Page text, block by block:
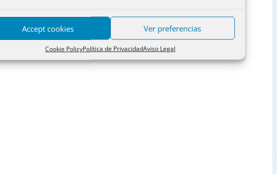
Accept cookies Ver preferencias
Cookie PolicyPolítica de PrivacidadAviso Legal